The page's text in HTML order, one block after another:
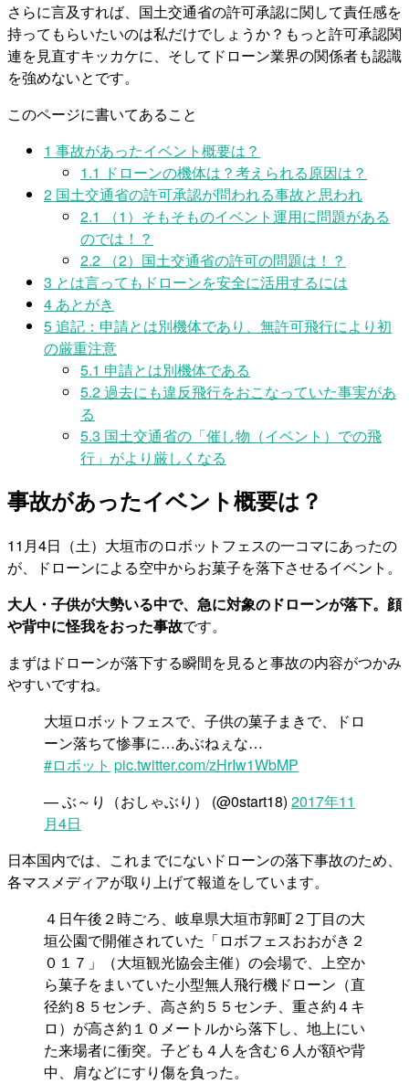
さらに言及すれば、国土交通省の許可承認に関して責任感を
持ってもらいたいのは私だけでしょうか？もっと許可承認関
連を見直すキッカケに、そしてドローン業界の関係者も認識
を強めないとです。
このページに書いてあること
1 事故があったイベント概要は？
1.1 ドローンの機体は？考えられる原因は？
2 国土交通省の許可承認が問われる事故と思われ
2.1
（1）そもそものイベント運用に問題がある
のでは！？
2.2 （2）国土交通省の許可の問題は！？
3 とは言ってもドローンを安全に活用するには
4 あとがき
5追記：申請とは別機体であり、無許可飛行により初
の厳重注意
5.1 申請とは別機体である
5.2過去にも違反飛行をおこなっていた事実があ
る
5.3 国土交通省の「催し物（イベント）での飛
行」がより厳しくなる
事故があったイベント概要は？
11月4日（土）大垣市のロボットフェスの一コマにあったの
が、ドローンによる空中からお菓子を落下させるイベント。
大人・子供が大勢いる中で、急に対象のドローンが落下。顔
や背中に怪我をおった事故です。
まずはドローンが落下する瞬間を見ると事故の内容がつかみ
やすいですね。
大垣ロボットフェスで、子供の菓子まきで、ドロ
ーン落ちて惨事に…あぶねぇな…
#ロボット pic.twitter.com/zHrIw1WbMP
— ぶ～り（おしゃぶり） (@0start18) 2017年11
月4日
日本国内では、これまでにないドローンの落下事故のため、
各マスメディアが取り上げて報道をしています。
４日午後２時ごろ、岐阜県大垣市郭町２丁目の大
垣公園で開催されていた「ロボフェスおおがき２
０１７」（大垣観光協会主催）の会場で、上空か
ら菓子をまいていた小型無人飛行機ドローン（直
径約８５センチ、高さ約５５センチ、重さ約４キ
ロ）が高さ約１０メートルから落下し、地上にい
た来場者に衝突。子ども４人を含む６人が額や背
中、肩などにすり傷を負った。